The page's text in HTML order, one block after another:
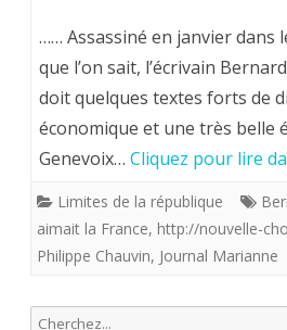
…… Assassiné en janvier dans
que l’on sait, l’écrivain
doit quelques textes forts de
économique et une très belle
Genevoix… Cliquez pour lire
Limites de la république
aimait la France, http://nouvelle-
Philippe Chauvin, Journal Marianne
Recherche